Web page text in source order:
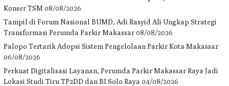
Konser TSM 08/08/2026
Tampil di Forum Nasional BUMD, Adi Rasyid Ali Ungkap Strategi
Transformasi Perumda Parkir Makassar08/08/2026
Palopo Tertarik Adopsi Sistem Pengelolaan Parkir Kota Makassar
06/08/2026
Perkuat Digitalisasi Layanan, Perumda Parkir Makassar Raya Jadi
Lokasi Studi Tiru TP2DD dan BI Solo Raya 04/08/2026